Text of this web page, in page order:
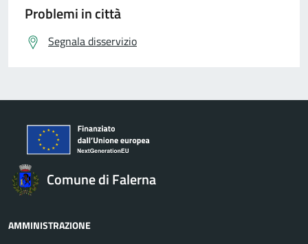
Problemi in città
Segnala disservizio
Comune di Falerna
AMMINISTRAZIONE